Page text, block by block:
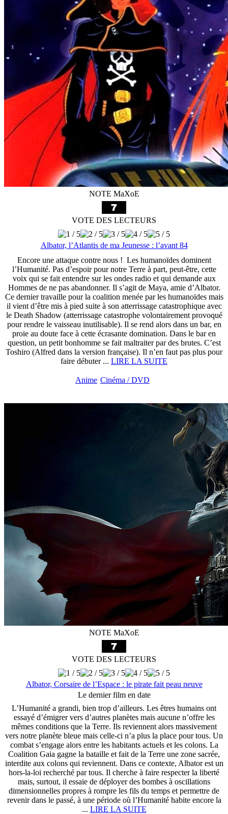
NOTE MaXoE
VOTE DES LECTEURS
Albator, l’Atlantis de ma Jeunesse : l’avant 84
Encore une attaque contre nous ! Les humanoïdes dominent
l’Humanité. Pas d’espoir pour notre Terre à part, peut-être, cette
voix qui se fait entendre sur les ondes radio et qui demande aux
Hommes de ne pas abandonner. Il s’agit de Maya, amie d’Albator.
Ce dernier travaille pour la coalition menée par les humanoïdes mais
il vient d’être mis à pied suite à son atterrissage catastrophique avec
le Death Shadow (atterrissage catastrophe volontairement provoqué
pour rendre le vaisseau inutilisable). Il se rend alors dans un bar, en
proie au doute face à cette écrasante domination. Dans le bar en
question, un petit bonhomme se fait maltraiter par des brutes. C’est
Toshiro (Alfred dans la version française). Il n’en faut pas plus pour
faire débuter ... LIRE LA SUITE
Anime Cinéma / DVD
NOTE MaXoE
VOTE DES LECTEURS
Albator, Corsaire de l’Espace : le pirate fait peau neuve
Le dernier film en date
L’Humanité a grandi, bien trop d’ailleurs. Les êtres humains ont
essayé d’émigrer vers d’autres planètes mais aucune n’offre les
mêmes conditions que la Terre. Ils reviennent alors massivement
vers notre planète bleue mais celle-ci n’a plus la place pour tous. Un
combat s’engage alors entre les habitants actuels et les colons. La
Coalition Gaia gagne la bataille et fait de la Terre une zone sacrée,
interdite aux colons qui reviennent. Dans ce contexte, Albator est un
hors-la-loi recherché par tous. Il cherche à faire respecter la liberté
mais, surtout, il essaie de déployer des bombes à oscillations
dimensionnelles propres à rompre les fils du temps et permettre de
revenir dans le passé, à une période où l’Humanité habite encore la
... LIRE LA SUITE